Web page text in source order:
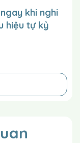
ngày khi nghi
hiệu tự kỷ